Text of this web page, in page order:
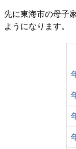
先に東海市の母子
ようになります。